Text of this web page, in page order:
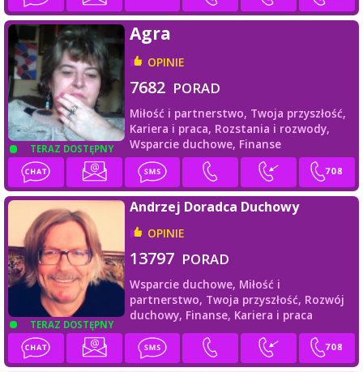
TERAZ DOSTĘPNY
Agra
OPINIE
7682 PORAD
Miłość i partnerstwo, Twoja przyszłość,
Kariera i praca, Rozstania i rozwody,
Wsparcie duchowe, Finanse
TERAZ DOSTĘPNY
Andrzej Doradca Duchowy
OPINIE
13797 PORAD
Wsparcie duchowe, Miłość i
partnerstwo, Twoja przyszłość, Rozwój
duchowy, Finanse, Kariera i praca